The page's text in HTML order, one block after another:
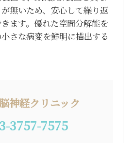
無いため、安心して繰り返
ます。優れた空間分解能を
さな病変を鮮明に描出する
神経クリニック
3757-7575